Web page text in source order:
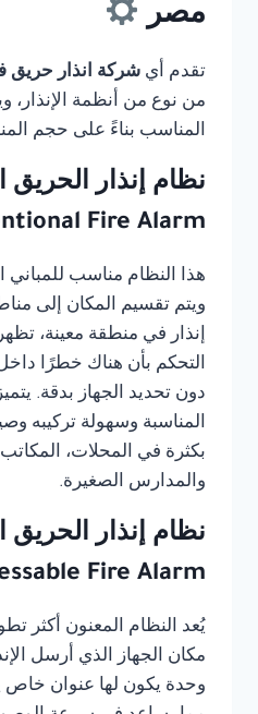
مصر
تقدم أي شركة انذار
من نوع من أنظمة الإنذار،
المناسب بناءً على حجم
نظام إنذار الحريق
Fire Alarm
هذا النظام مناسب للمباني
ويتم تقسيم المكان إلى
إنذار في منطقة معينة،
التحكم بأن هناك خطرًا
دون تحديد الجهاز بدقة.
المناسبة وسهولة تركيبه
بكثرة في المحلات،
والمدارس الصغيرة.
نظام إنذار الحريق
Fire Alarm
يُعد النظام المعنون أكثر
مكان الجهاز الذي أرسل
وحدة يكون لها عنوان خاص